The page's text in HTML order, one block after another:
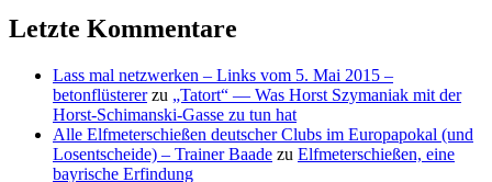
Letzte Kommentare
Lass mal netzwerken – Links vom 5. Mai 2015 –
betonflüstererzu „Tatort“ — Was Horst Szymaniak mit der
Horst-Schimanski-Gasse zu tun hat
Alle Elfmeterschießen deutscher Clubs im Europapokal (und
Losentscheide) – Trainer Baade zu Elfmeterschießen, eine
bayrische Erfindung